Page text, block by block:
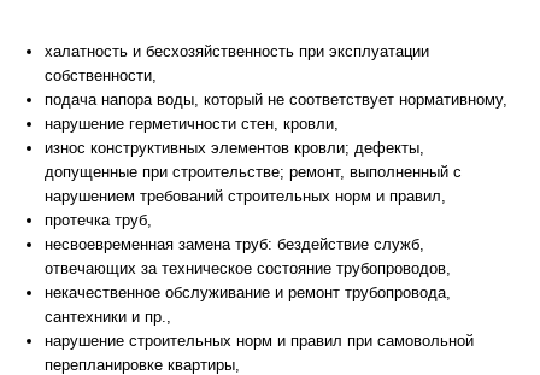
халатность и бесхозяйственность при эксплуатации
собственности,
подача напора воды, который не соответствует нормативному,
нарушение герметичности стен, кровли,
износ конструктивных элементов кровли; дефекты,
допущенные при строительстве; ремонт, выполненный с
нарушением требований строительных норм и правил,
протечка труб,
несвоевременная замена труб: бездействие служб,
отвечающих за техническое состояние трубопроводов,
некачественное обслуживание и ремонт трубопровода,
сантехники и пр.,
нарушение строительных норм и правил при самовольной
перепланировке квартиры,